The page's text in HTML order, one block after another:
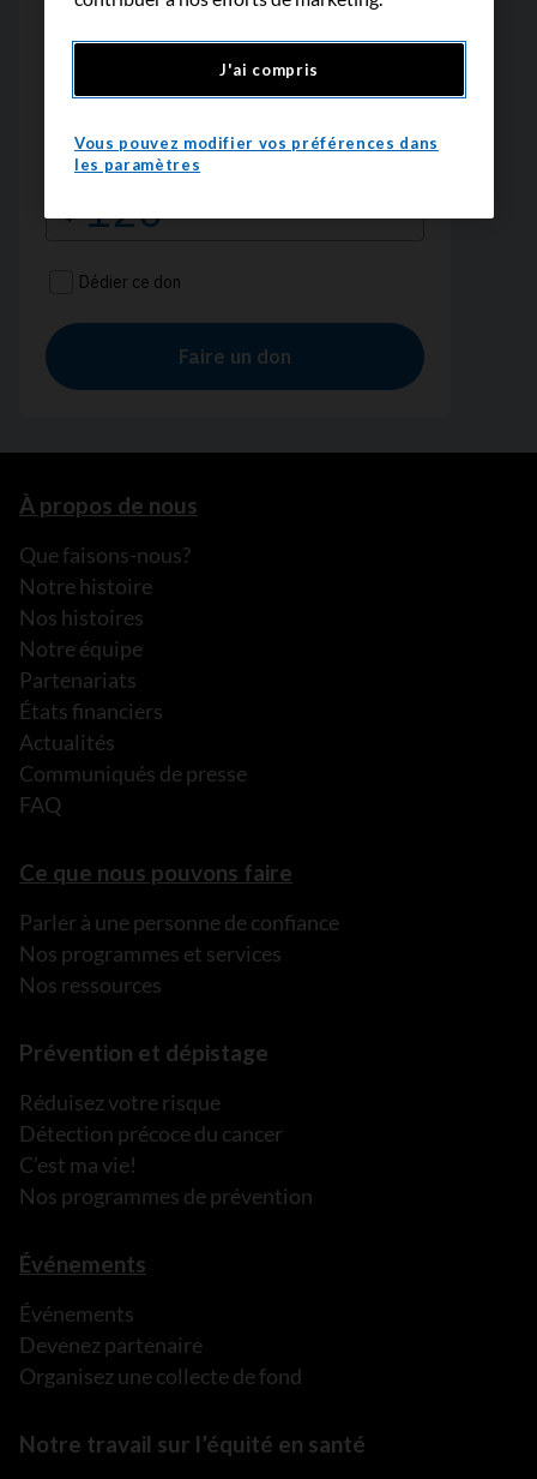
À propos de nous
Que faisons-nous?
Notre histoire
Nos histoires
Notre équipe
Partenariats
États financiers
Actualités
Communiqués de presse
FAQ
Ce que nous pouvons faire
Parler à une personne de confiance
Nos programmes et services
Nos ressources
Prévention et dépistage
Réduisez votre risque
Détection précoce du cancer
C’est ma vie!
Nos programmes de prévention
Événements
Événements
Devenez partenaire
Organisez une collecte de fond
Notre travail sur l’équité en santé
J'ai compris
Vous pouvez modifier vos préférences dans
les paramètres